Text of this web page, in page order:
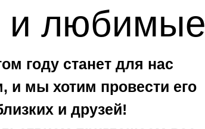
и любимые
году станет для нас
и мы хотим провести его
и друзей!